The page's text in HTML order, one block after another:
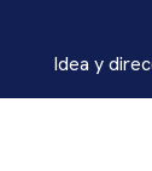
Idea y